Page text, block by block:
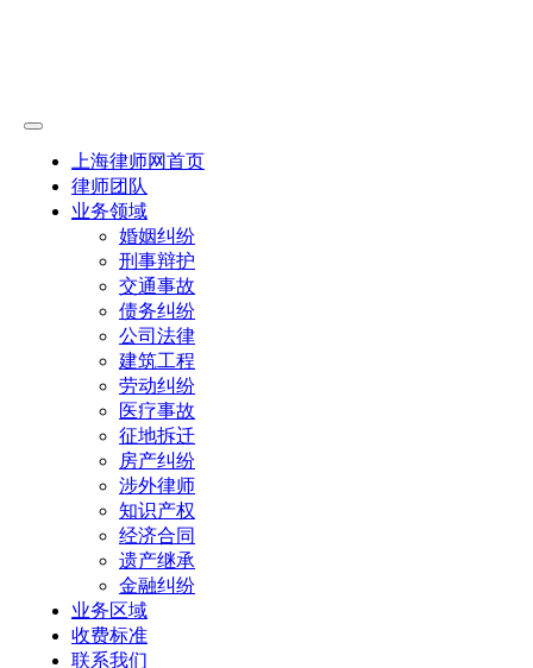
上海律师网首页
律师团队
业务领域
婚姻纠纷
刑事辩护
交通事故
债务纠纷
公司法律
建筑工程
劳动纠纷
医疗事故
征地拆迁
房产纠纷
涉外律师
知识产权
经济合同
遗产继承
金融纠纷
业务区域
收费标准
联系我们